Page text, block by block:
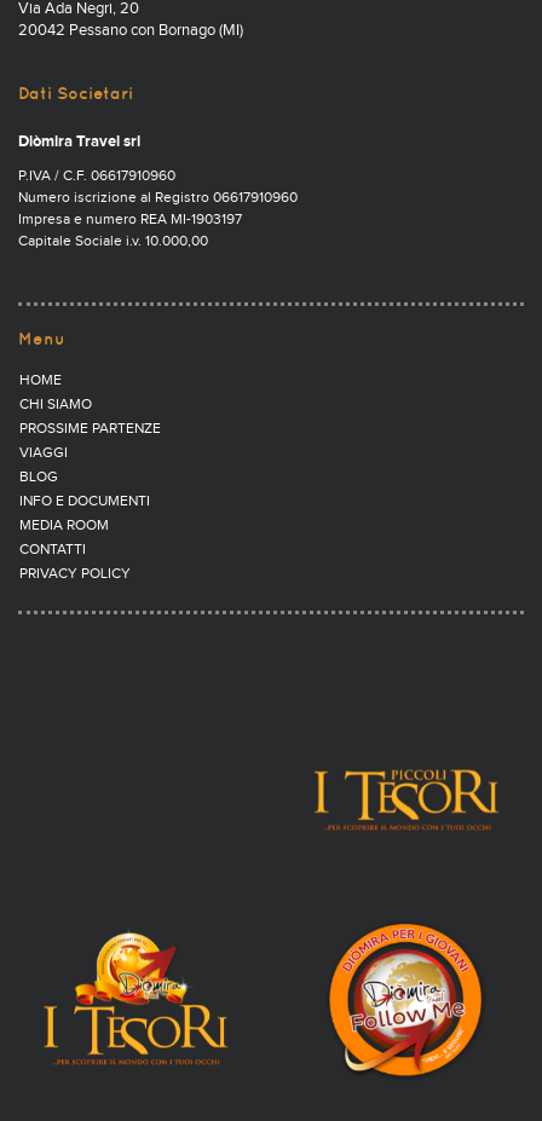
Via Ada Negri, 20
20042 Pessano con Bornago (MI)
Dati Societari
Diòmira Travel srl
P.IVA / C.F. 06617910960
Numero iscrizione al Registro 06617910960
Impresa e numero REA MI-1903197
Capitale Sociale i.v. 10.000,00
Menu
HOME
CHI SIAMO
PROSSIME PARTENZE
VIAGGI
BLOG
INFO E DOCUMENTI
MEDIA ROOM
CONTATTI
PRIVACY POLICY